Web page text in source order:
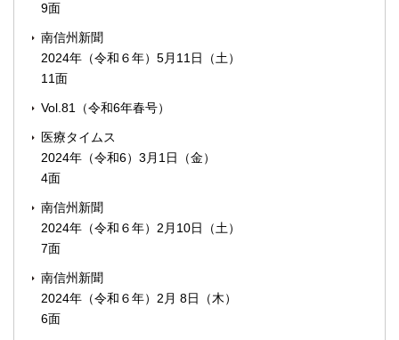
9面
南信州新聞
2024年（令和６年）5月11日（土）
11面
Vol.81（令和6年春号）
医療タイムス
2024年（令和6）3月1日（金）
4面
南信州新聞
2024年（令和６年）2月10日（土）
7面
南信州新聞
2024年（令和６年）2月 8日（木）
6面